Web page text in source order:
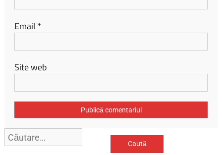
Email *
Site web
Caută
după: